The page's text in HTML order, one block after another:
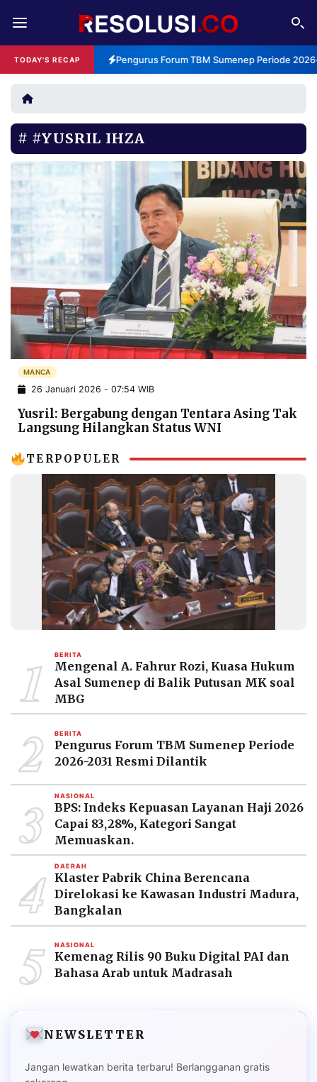
TODAY'S RECAP Pengurus Forum TBM Sumenep Periode
REDAKSI TENTANG
RESOLUSI IKLAN
RUBRIKASI
EDITORIAL AKSARA
FINANSIA PERSONA
DAERAH NASIONAL
MANCA SPORT
INFORMASI
PRIVACY
POLICY
BERITA
WARGA
INFORMASI
IKLAN
KIRIM
PENGADUAN TERM
SERVICE
IKUTI
RESOLUSI
PRAMUDITA
2026
PT.
MEDIA
PRAMUDITA
#YUSRIL IHZA
MANCA
26 Januari 2026 - 07:54 WIB
Yusril: Bergabung dengan Tentara Asing Tak
Langsung Hilangkan Status WNI
TERPOPULER
1 BERITA
Mengenal A. Fahrur Rozi, Kuasa Hukum
Asal Sumenep di Balik Putusan MK soal
MBG
2 BERITA
Pengurus Forum TBM Sumenep Periode
2026-2031 Resmi Dilantik
3 NASIONAL
BPS: Indeks Kepuasan Layanan Haji 2026
Capai 83,28%, Kategori Sangat
Memuaskan.
4 DAERAH
Klaster Pabrik China Berencana
Direlokasi ke Kawasan Industri Madura,
Bangkalan
5 NASIONAL
Kemenag Rilis 90 Buku Digital PAI dan
Bahasa Arab untuk Madrasah
NEWSLETTER
Jangan lewatkan berita terbaru! Berlangganan gratis